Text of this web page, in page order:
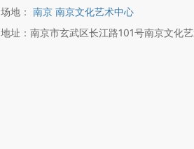
场地： 南京 南京文化艺术中心
地址：南京市玄武区长江路101号南京文化